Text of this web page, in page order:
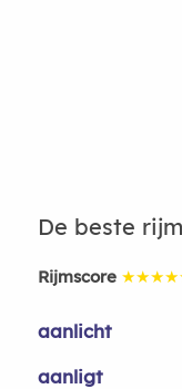
De beste
Rijmscore
aanlicht
aanligt